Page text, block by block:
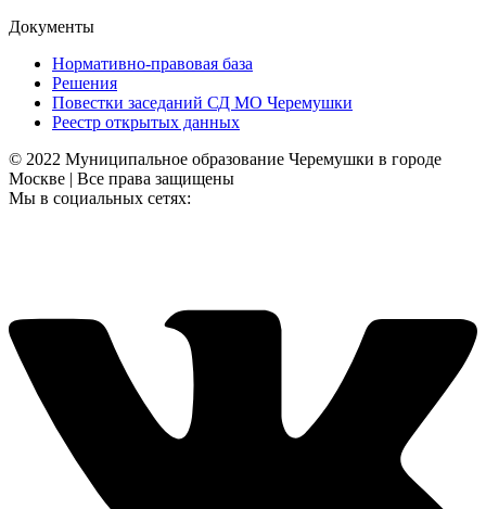
Документы
Нормативно-правовая база
Решения
Повестки заседаний СД МО Черемушки
Реестр открытых данных
© 2022 Муниципальное образование Черемушки в городе
Москве | Все права защищены
Мы в социальных сетях: